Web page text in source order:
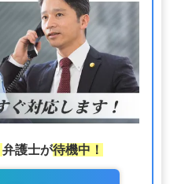
弁護士が待機中！